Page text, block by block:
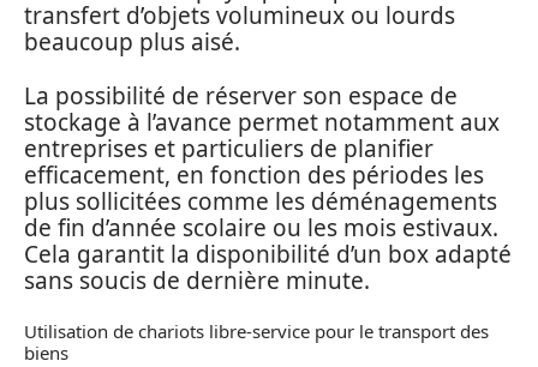
transfert d’objets volumineux ou lourds
beaucoup plus aisé.
La possibilité de réserver son espace de
stockage à l’avance permet notamment aux
entreprises et particuliers de planifier
efficacement, en fonction des périodes les
plus sollicitées comme les déménagements
de fin d’année scolaire ou les mois estivaux.
Cela garantit la disponibilité d’un box adapté
sans soucis de dernière minute.
Utilisation de chariots libre-service pour le transport des
biens